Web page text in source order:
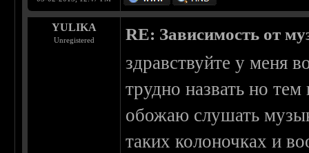
YULIKA
Unregistered RE: Зависимость от
здравствуйте у меня
трудно назвать но
обожаю слушать
таких колоночках и